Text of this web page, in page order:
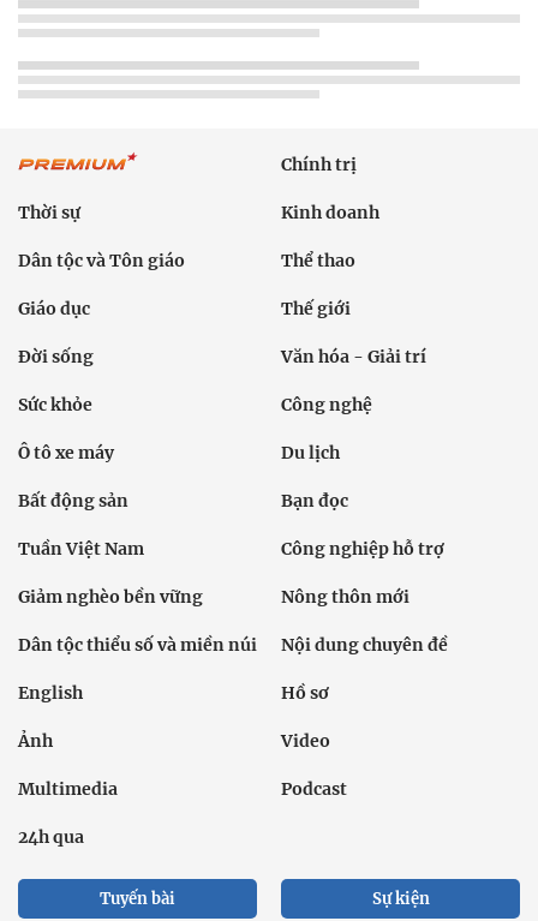
Chính trị
Thời sự Kinh doanh
Dân tộc và Tôn giáo Thể thao
Giáo dục Thế giới
Đời sống Văn hóa - Giải trí
Sức khỏe Công nghệ
Ô tô xe máy Du lịch
Bất động sản Bạn đọc
Tuần Việt Nam Công nghiệp hỗ trợ
Giảm nghèo bền vững Nông thôn mới
Dân tộc thiểu số và miền núi Nội dung chuyên đề
English Hồ sơ
Ảnh Video
Multimedia Podcast
24h qua
Tuyến bài Sự kiện